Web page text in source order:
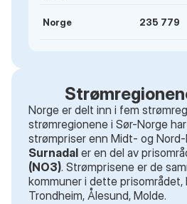
Norge 235 779
Norge er delt inn i fem
strømregionene i Sør-Norge
strømpriser enn Midt- og Nord-
Surnadal er en del av
(NO3). Strømprisene er de
kommuner i dette prisområdet,
Trondheim, Ålesund, Molde.